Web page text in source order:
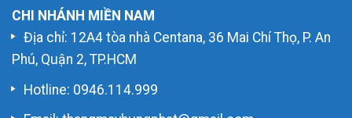
CHI NHÁNH MIỀN NAM
Địa chỉ: 12A4 tòa nhà Centana, 36 Mai Chí Thọ, P. An
Phú, Quận 2, TP.HCM
Hotline: 0946.114.999